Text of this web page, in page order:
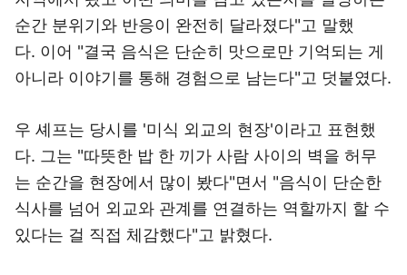
순간 분위기와 반응이 완전히 달라졌다"고 말했
다. 이어 "결국 음식은 단순히 맛으로만 기억되는 게
아니라 이야기를 통해 경험으로 남는다"고 덧붙였다.
우 셰프는 당시를 '미식 외교의 현장'이라고 표현했
다. 그는 "따뜻한 밥 한 끼가 사람 사이의 벽을 허무
는 순간을 현장에서 많이 봤다"면서 "음식이 단순한
식사를 넘어 외교와 관계를 연결하는 역할까지 할 수
있다는 걸 직접 체감했다"고 밝혔다.